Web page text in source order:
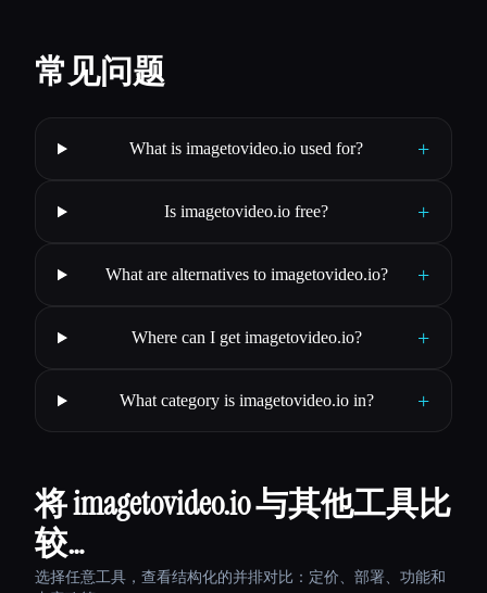
常见问题
What is imagetovideo.io used for? +
Is imagetovideo.io free? +
What are alternatives to imagetovideo.io? +
Where can I get imagetovideo.io? +
What category is imagetovideo.io in? +
将 imagetovideo.io 与其他工具比
较…
选择任意工具，查看结构化的并排对比：定价、部署、功能和